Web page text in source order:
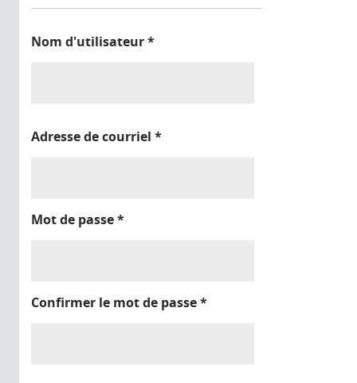
Nom d'utilisateur*
Adresse de courriel *
Mot de passe*
Confirmer le mot de passe*